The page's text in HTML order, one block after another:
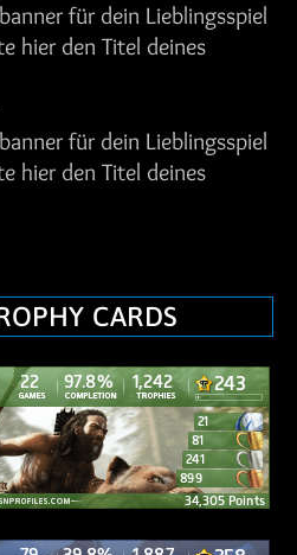
für dein Lieblingsspiel
hier den Titel deines
für dein Lieblingsspiel
hier den Titel deines
CARDS